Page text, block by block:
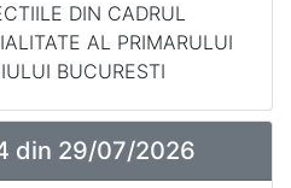
DIN CADRUL
AL PRIMARULUI
BUCURESTI
din 29/07/2026